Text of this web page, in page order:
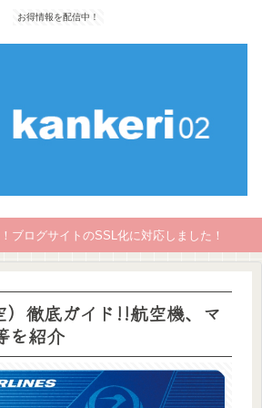
お得情報を配信中！
ブログサイトのSSL化に対応しました！
）徹底ガイド!!航空機、マ
を紹介